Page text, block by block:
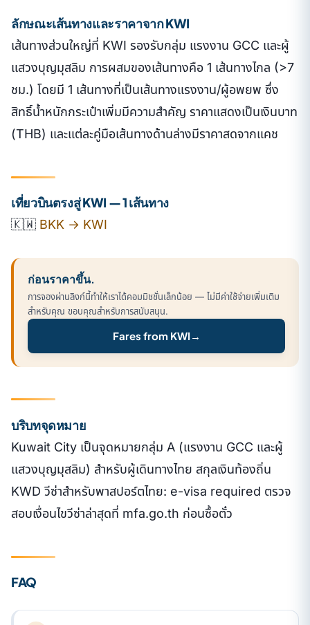
ลักษณะเส้นทางและราคาจาก KWI
เส้นทางส่วนใหญ่ที่ KWI รองรับกลุ่ม แรงงาน GCC และผู้
แสวงบุญมุสลิม การผสมของเส้นทางคือ 1 เส้นทางไกล (>7
ชม.) โดยมี 1 เส้นทางที่เป็นเส้นทางแรงงาน/ผู้อพยพ ซึ่ง
สิทธิ์น้ำหนักกระเป๋าเพิ่มมีความสำคัญ ราคาแสดงเป็นเงินบาท
(THB) และแต่ละคู่มือเส้นทางด้านล่างมีราคาสดจากแคช
เที่ยวบินตรงสู่ KWI — 1 เส้นทาง
🇰🇼 BKK → KWI
ก่อนราคาขึ้น.
การจองผ่านลิงก์นี้ทำให้เราได้คอมมิชชั่นเล็กน้อย — ไม่มีค่าใช้จ่ายเพิ่มเติม
สำหรับคุณ ขอบคุณสำหรับการสนับสนุน.
Fares from KWI→
บริบทจุดหมาย
Kuwait City เป็นจุดหมายกลุ่ม A (แรงงาน GCC และผู้
แสวงบุญมุสลิม) สำหรับผู้เดินทางไทย สกุลเงินท้องถิ่น
KWD วีซ่าสำหรับพาสปอร์ตไทย: e-visa required ตรวจ
สอบเงื่อนไขวีซ่าล่าสุดที่ mfa.go.th ก่อนซื้อตั๋ว
FAQ